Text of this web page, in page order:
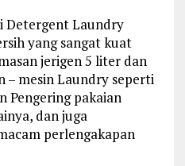
Detergent Laundry
yang sangat kuat
jerigen 5 liter dan
– mesin Laundry seperti
Pengering pakaian
dan juga
perlengakapan